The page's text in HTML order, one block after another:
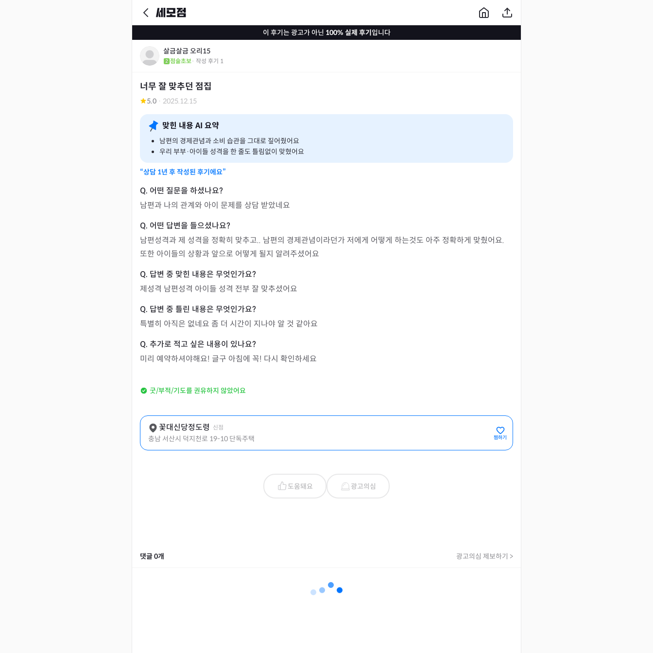
이 후기는 광고가 아닌 100% 실제 후기입니다
살금살금 오리15
점술초보· 작성 후기 1
너무 잘 맞추던 점집
5.0 · 2025.12.15
맞힌 내용 AI 요약
남편의 경제관념과 소비 습관을 그대로 짚어줬어요
우리 부부·아이들 성격을 한 줄도 틀림없이 맞혔어요
“상담 1년 후 작성된 후기에요”
남편과 나의 관계와 아이 문제를 상담 받았네요
남편성격과 제 성격을 정확히 맞추고.. 남편의 경제관념이라던가 저에게 어떻게 하는것도 아주 정확하게 맞췄어요.
또한 아이들의 상황과 앞으로 어떻게 될지 알려주셨어요
제성격 남편성격 아이들 성격 전부 잘 맞추셨어요
특별히 아직은 없네요 좀 더 시간이 지나야 알 것 같아요
미리 예약하셔야해요! 글구 아침에 꼭! 다시 확인하세요
굿/부적/기도를 권유하지 않았어요
꽃대신당정도령 신점
충남 서산시 덕지천로 19-10 단독주택 찜하기
도움돼요 광고의심
댓글0개 광고의심 제보하기 >